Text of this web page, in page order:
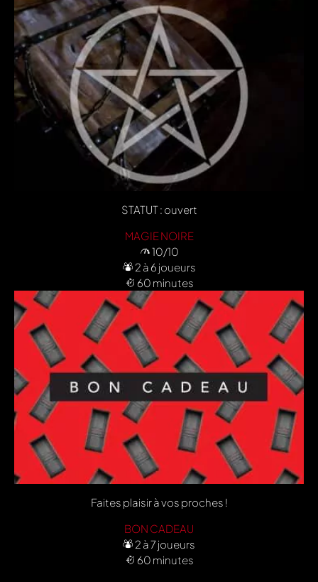
STATUT : ouvert
MAGIE NOIRE
10/10
2 à 6 joueurs
60 minutes
Faites plaisir à vos proches !
BON CADEAU
2 à 7 joueurs
60 minutes